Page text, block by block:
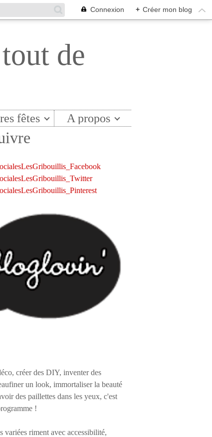
Connexion + Créer mon blog
de
fêtes A propos
créer des DIY, inventer des
un look, immortaliser la beauté
des paillettes dans les yeux, c'est
!
variées riment avec accessibilité,